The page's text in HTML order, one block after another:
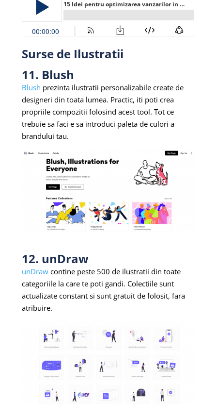
Surse de Ilustratii
11. Blush
Blush prezinta ilustratii personalizabile create de
designeri din toata lumea. Practic, iti poti crea
propriile compozitii folosind acest tool. Tot ce
trebuie sa faci e sa introduci paleta de culori a
brandului tau.
12. unDraw
unDrawcontine peste 500 de ilustratii din toate
categoriile la care te poti gandi. Colectiile sunt
actualizate constant si sunt gratuit de folosit, fara
atribuire.